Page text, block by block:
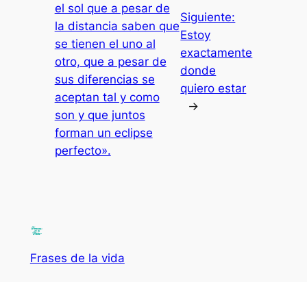
el sol que a pesar de
la distancia saben que
se tienen el uno al
otro, que a pesar de
sus diferencias se
aceptan tal y como
son y que juntos
forman un eclipse
perfecto».
Siguiente:
Estoy
exactamente
donde
quiero estar
→
Frases de la vida